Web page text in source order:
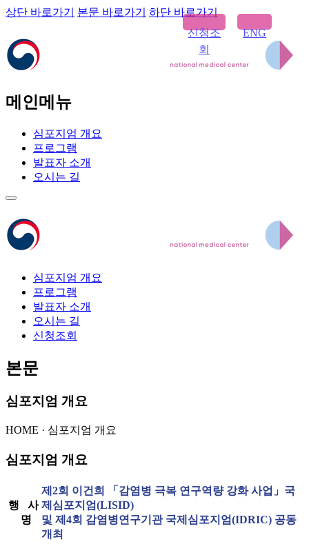
상단 바로가기 본문 바로가기 하단 바로가기
메인메뉴
심포지엄 개요
프로그램
발표자 소개
오시는 길
신청조
회
ENG
심포지엄 개요
프로그램
발표자 소개
오시는 길
신청조회
본문
심포지엄 개요
HOME · 심포지엄 개요
심포지엄 개요
행 사
명
제2회 이건희 「감염병 극복 연구역량 강화 사업」국
제심포지엄(LISID)
및 제4회 감염병연구기관 국제심포지엄(IDRIC) 공동
개최